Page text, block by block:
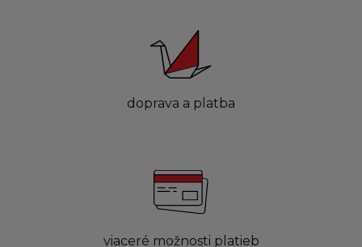
doprava a platba
viaceré možnosti platieb